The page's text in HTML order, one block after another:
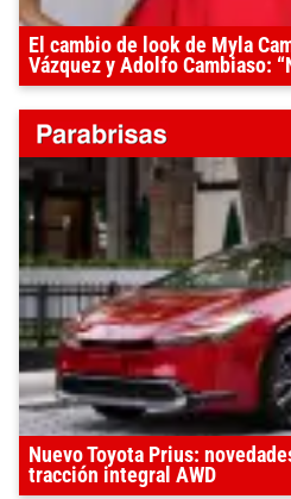
El cambio de look de Myla
Vázquez y Adolfo Cambiaso:
Nuevo Toyota Prius:
tracción integral AWD